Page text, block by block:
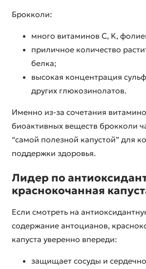
Брокколи:
много витаминов C, K,
приличное количество
белка;
высокая концентрация
других глюкозинолатов.
Именно из-за сочетания
биоактивных веществ брокколи
“самой полезной капустой” для
поддержки здоровья.
Лидер по
краснокочанная
Если смотреть на
содержание антоцианов,
капуста уверенно впереди:
защищает сосуды и